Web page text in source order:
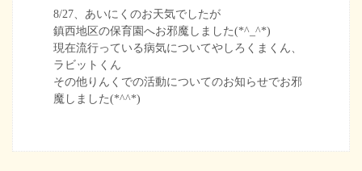
8/27、あいにくのお天気でしたが
鎮西地区の保育園へお邪魔しました(*^_^*)
現在流行っている病気についてやしろくまくん、
ラビットくん
その他りんくでの活動についてのお知らせでお邪
魔しました(*^^*)